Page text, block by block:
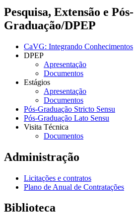
Pesquisa, Extensão e Pós-
Graduação/DPEP
CaVG: Integrando Conhecimentos
DPEP
Apresentação
Documentos
Estágios
Apresentação
Documentos
Pós-Graduação Stricto Sensu
Pós-Graduação Lato Sensu
Visita Técnica
Documentos
Administração
Licitações e contratos
Plano de Anual de Contratações
Biblioteca